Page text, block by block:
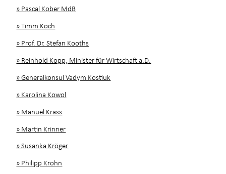
» Pascal Kober MdB
» Timm Koch
» Prof. Dr. Stefan Kooths
» Reinhold Kopp, Minister für Wirtschaft a.D.
» Generalkonsul Vadym Kostiuk
» Karolina Kowol
» Manuel Krass
» Martin Krinner
» Susanka Kröger
» Philipp Krohn